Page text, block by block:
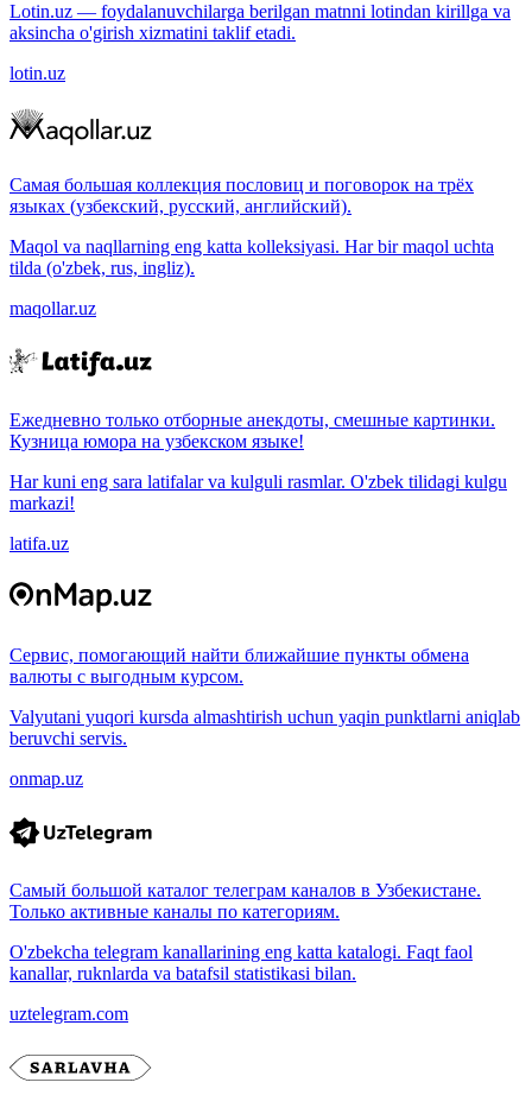
Lotin.uz — foydalanuvchilarga berilgan matnni lotindan kirillga va
aksincha o'girish xizmatini taklif etadi.
lotin.uz
Самая большая коллекция пословиц и поговорок на трёх
языках (узбекский, русский, английский).
Maqol va naqllarning eng katta kolleksiyasi. Har bir maqol uchta
tilda (o'zbek, rus, ingliz).
maqollar.uz
Ежедневно только отборные анекдоты, смешные картинки.
Кузница юмора на узбекском языке!
Har kuni eng sara latifalar va kulguli rasmlar. O'zbek tilidagi kulgu
markazi!
latifa.uz
Сервис, помогающий найти ближайшие пункты обмена
валюты с выгодным курсом.
Valyutani yuqori kursda almashtirish uchun yaqin punktlarni aniqlab
beruvchi servis.
onmap.uz
Самый большой каталог телеграм каналов в Узбекистане.
Только активные каналы по категориям.
O'zbekcha telegram kanallarining eng katta katalogi. Faqt faol
kanallar, ruknlarda va batafsil statistikasi bilan.
uztelegram.com